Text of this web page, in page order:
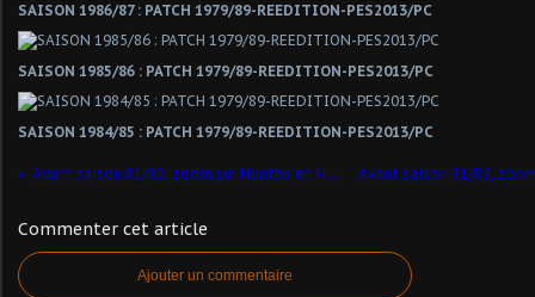
SAISON 1986/87 : PATCH 1979/89-REEDITION-PES2013/PC
SAISON 1985/86 : PATCH 1979/89-REEDITION-PES2013/PC
SAISON 1984/85 : PATCH 1979/89-REEDITION-PES2013/PC
Avant saison 81/82, zoom sur Nantes et Nice !
Commenter cet article
Ajouter un commentaire